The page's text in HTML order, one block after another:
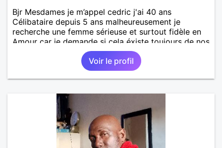
Bjr Mesdames je m’appel cedric j'ai 40 ans
Célibataire depuis 5 ans malheureusement je
recherche une femme sérieuse et surtout fidèle en
Amour car je demande si cela éxiste toujours de nos
Voir le profil